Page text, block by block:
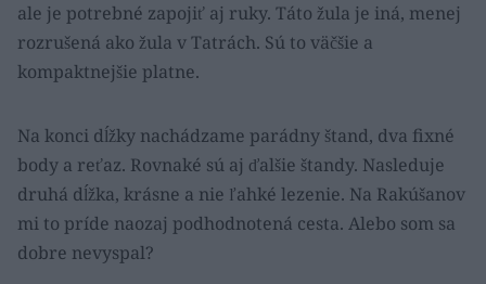
ale je potrebné zapojiť aj ruky. Táto žula je iná, menej
rozrušená ako žula v Tatrách. Sú to väčšie a
kompaktnejšie platne.
Na konci dĺžky nachádzame parádny štand, dva fixné
body a reťaz. Rovnaké sú aj ďalšie štandy. Nasleduje
druhá dĺžka, krásne a nie ľahké lezenie. Na Rakúšanov
mi to príde naozaj podhodnotená cesta. Alebo som sa
dobre nevyspal?